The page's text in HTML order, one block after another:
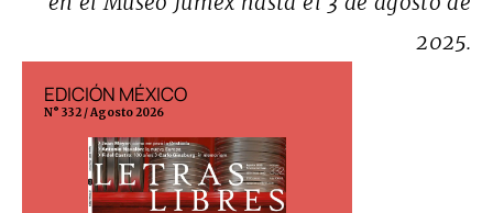
2025.
EDICIÓN MÉXICO
N° 332 / Agosto 2026